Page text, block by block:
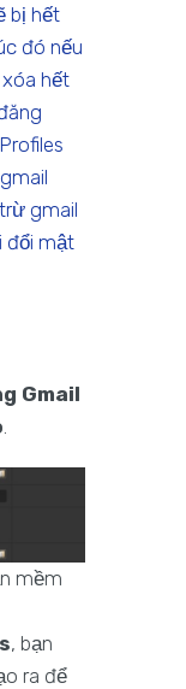
bị hết
đó nếu
hết
gmail
đổi mật
Gmail
mềm
, bạn
ra để